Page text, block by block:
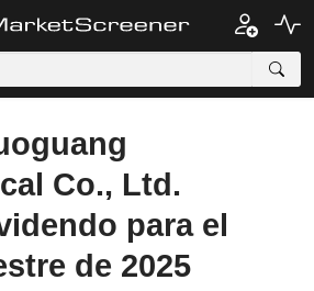
Co., Ltd.
para el
de 2025